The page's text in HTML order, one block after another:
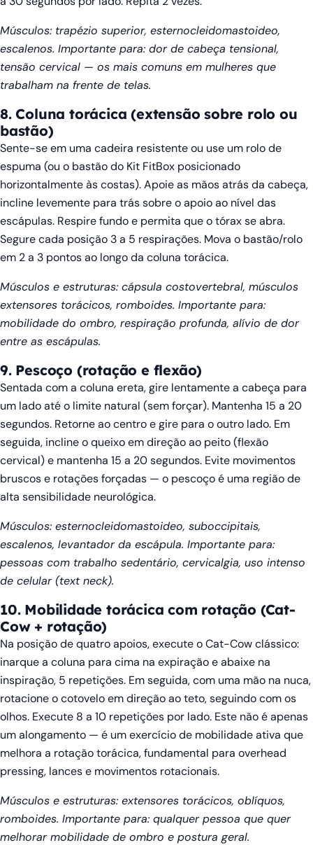
Músculos: trapézio superior, esternocleidomastoideo,
escalenos. Importante para: dor de cabeça tensional,
tensão cervical — os mais comuns em mulheres que
trabalham na frente de telas.
8. Coluna torácica (extensão sobre rolo ou
bastão)
Sente-se em uma cadeira resistente ou use um rolo de
espuma (ou o bastão do Kit FitBox posicionado
horizontalmente às costas). Apoie as mãos atrás da cabeça,
incline levemente para trás sobre o apoio ao nível das
escápulas. Respire fundo e permita que o tórax se abra.
Segure cada posição 3 a 5 respirações. Mova o bastão/rolo
em 2 a 3 pontos ao longo da coluna torácica.
Músculos e estruturas: cápsula costovertebral, músculos
extensores torácicos, romboides. Importante para:
mobilidade do ombro, respiração profunda, alívio de dor
entre as escápulas.
9. Pescoço (rotação e flexão)
Sentada com a coluna ereta, gire lentamente a cabeça para
um lado até o limite natural (sem forçar). Mantenha 15 a 20
segundos. Retorne ao centro e gire para o outro lado. Em
seguida, incline o queixo em direção ao peito (flexão
cervical) e mantenha 15 a 20 segundos. Evite movimentos
bruscos e rotações forçadas — o pescoço é uma região de
alta sensibilidade neurológica.
Músculos: esternocleidomastoideo, suboccipitais,
escalenos, levantador da escápula. Importante para:
pessoas com trabalho sedentário, cervicalgia, uso intenso
de celular (text neck).
10. Mobilidade torácica com rotação (Cat-
Cow + rotação)
Na posição de quatro apoios, execute o Cat-Cow clássico:
inarque a coluna para cima na expiração e abaixe na
inspiração, 5 repetições. Em seguida, com uma mão na nuca,
rotacione o cotovelo em direção ao teto, seguindo com os
olhos. Execute 8 a 10 repetições por lado. Este não é apenas
um alongamento — é um exercício de mobilidade ativa que
melhora a rotação torácica, fundamental para overhead
pressing, lances e movimentos rotacionais.
Músculos e estruturas: extensores torácicos, oblíquos,
romboides. Importante para: qualquer pessoa que quer
melhorar mobilidade de ombro e postura geral.